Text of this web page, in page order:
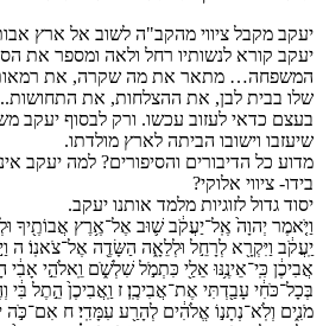
יעקב מקבל ציווי מהקב"ה לשוב אל ארץ
יעקב קורא לנשותיו רחל ולאה ומספר את
המשפחה… מתאר את מה שקרה, את רמאות
שלו בבית לבן, את ההצלחות, את
בעצם כדאי לעזוב עכשו. ורק לבסוף יעקב
שיעזבו וישובו הביתה לארץ מולדתו.
מדוע כל הדיבורים והסיפורים? למה יעקב
בידו- ציווי אלוקי?
יסוד גדול לזוגיות מלמד אותנו יעקב.
וַיֹּ֤אמֶר יְהוָה֙ אֶֽל־יַעֲקֹ֔ב שׁ֛וּב אֶל־אֶ֥רֶץ אֲבוֹתֶ֖יךָ
יַֽעֲקֹ֔ב וַיִּקְרָ֖א לְרָחֵ֣ל וּלְלֵאָ֑ה הַשָּׂדֶ֖ה אֶל־צֹאנֽוֹ׃ ה
אֲבִיכֶ֔ן כִּֽי־אֵינֶ֥נּוּ אֵלַ֖י כִּתְמֹ֣ל שִׁלְשֹׁ֑ם וֵֽאלֹהֵ֣י אָבִ֔י
בְּכָל־כֹּחִ֔י עָבַ֖דְתִּי אֶת־אֲבִיכֶֽן׃ ז וַֽאֲבִיכֶן֙ הֵ֣תֶל
מֹנִ֑ים וְלֹֽא־נְתָנ֣וֹ אֱלֹהִ֔ים לְהָרַ֖ע עִמָּדִֽי׃ ח